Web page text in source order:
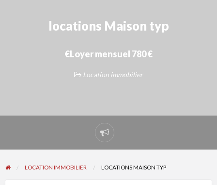
locations Maison typ
€Loyer mensuel 780 €
Location immobilier
Signaler
un
problème
LOCATION IMMOBILIER LOCATIONS MAISON TYP